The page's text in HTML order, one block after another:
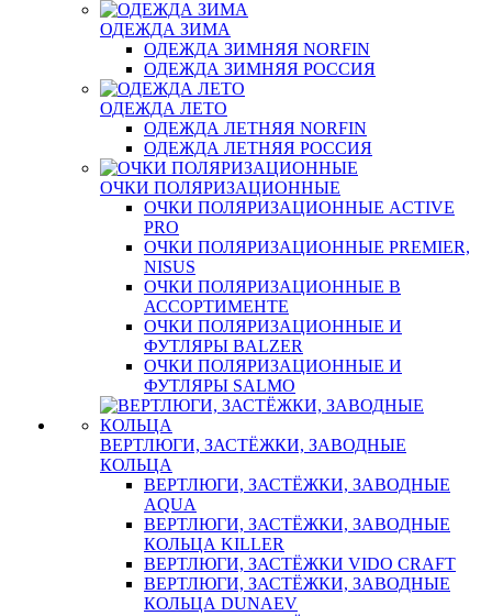
ОДЕЖДА ЗИМА
ОДЕЖДА ЗИМНЯЯ NORFIN
ОДЕЖДА ЗИМНЯЯ РОССИЯ
ОДЕЖДА ЛЕТО
ОДЕЖДА ЛЕТНЯЯ NORFIN
ОДЕЖДА ЛЕТНЯЯ РОССИЯ
ОЧКИ ПОЛЯРИЗАЦИОННЫЕ
ОЧКИ ПОЛЯРИЗАЦИОННЫЕ ACTIVE
PRO
ОЧКИ ПОЛЯРИЗАЦИОННЫЕ PREMIER,
NISUS
ОЧКИ ПОЛЯРИЗАЦИОННЫЕ В
АССОРТИМЕНТЕ
ОЧКИ ПОЛЯРИЗАЦИОННЫЕ И
ФУТЛЯРЫ BALZER
ОЧКИ ПОЛЯРИЗАЦИОННЫЕ И
ФУТЛЯРЫ SALMO
ВЕРТЛЮГИ, ЗАСТЁЖКИ, ЗАВОДНЫЕ
КОЛЬЦА
ВЕРТЛЮГИ, ЗАСТЁЖКИ, ЗАВОДНЫЕ
AQUA
ВЕРТЛЮГИ, ЗАСТЁЖКИ, ЗАВОДНЫЕ
КОЛЬЦА KILLER
ВЕРТЛЮГИ, ЗАСТЁЖКИ VIDO CRAFT
ВЕРТЛЮГИ, ЗАСТЁЖКИ, ЗАВОДНЫЕ
КОЛЬЦА DUNAEV